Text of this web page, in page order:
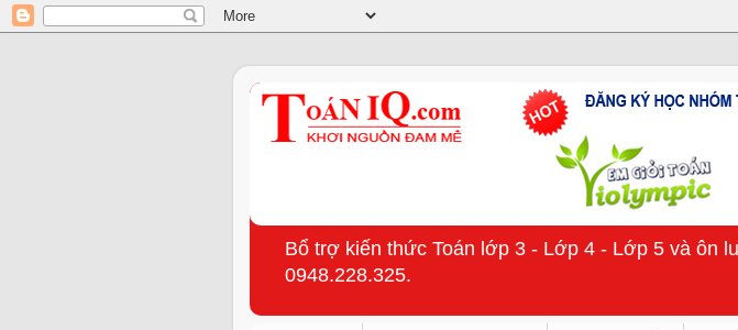
Bổ trợ kiến thức Toán lớp 3 - Lớp 4 - Lớp 5 và ôn
0948.228.325.